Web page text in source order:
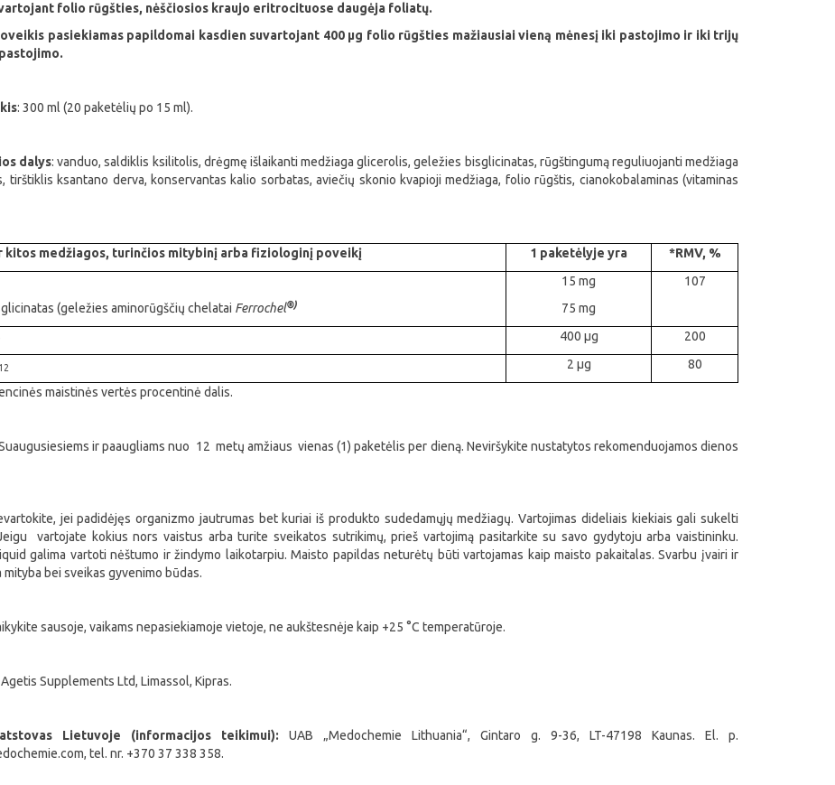
folio rūgšties, nėščiosios kraujo eritrocituose daugėja foliatų.
pasiekiamas papildomai kasdien suvartojant 400 μg folio rūgšties mažiausiai vieną mėnesį iki pastojimo ir iki trijų
: 300 ml (20 paketėlių po 15 ml).
dalys: vanduo, saldiklis ksilitolis, drėgmę išlaikanti medžiaga glicerolis, geležies bisglicinatas, rūgštingumą reguliuojanti medžiaga
tirštiklis ksantano derva, konservantas kalio sorbatas, aviečių skonio kvapioji medžiaga, folio rūgštis, cianokobalaminas (vitaminas
kitos medžiagos, turinčios mitybinį arba fiziologinį poveikį 1 paketėlyje yra
*RMV, %
(geležies aminorūgščių chelatai Ferrochel®)
15 mg
75 mg
107
400 µg
200
12 2 µg
80
maistinės vertės procentinė dalis.
ir paaugliams nuo 12 metų amžiaus vienas (1) paketėlis per dieną. Neviršykite nustatytos rekomenduojamos dienos
jeipadidėjęs organizmo jautrumas bet kuriai iš produkto sudedamųjų medžiagų. Vartojimas dideliais kiekiais gali sukelti
vartojate kokius nors vaistus arba turite sveikatos sutrikimų, prieš vartojimą pasitarkite su savo gydytoju arba vaistininku.
galima vartoti nėštumo ir žindymo laikotarpiu.Maisto papildas neturėtų būti vartojamas kaip maisto pakaitalas. Svarbu įvairi ir
bei sveikas gyvenimo būdas.
sausoje, vaikams nepasiekiamoje vietoje, ne aukštesnėje kaip +25 °C temperatūroje.
Agetis Supplements Ltd, Limassol, Kipras.
Lietuvoje (informacijos teikimui): UAB „Medochemie Lithuania“, Gintaro g. 9-36, LT-47198 Kaunas. El. p.
com, tel. nr. +370 37 338 358.